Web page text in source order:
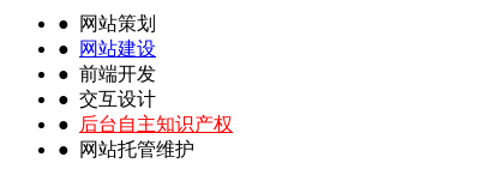
● 网站策划
●
网站建设
● 前端开发
● 交互设计
●
后台自主知识产权
● 网站托管维护